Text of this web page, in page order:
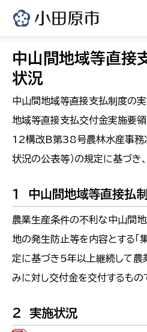
中山間地域等直接
状況
中山間地域等直接支払制度の
地域等直接支払交付金実施要領
12構改B第38号農林水産事務
状況の公表等）の規定に基づき
１ 中山間地域等直接払
農業生産条件の不利な中山間
地の発生防止等を内容とする「
定に基づき5年以上継続して農
みに対し交付金を交付するもの
２ 実施状況